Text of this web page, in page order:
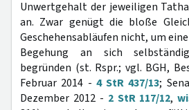
Unwertgehalt der jeweiligen
an. Zwar genügt die bloße
Geschehensabläufen nicht, um
Begehung an sich
begründen (st. Rspr.; vgl. BGH,
Februar 2014 - 4 StR 437/13;
Dezember 2012 - 2 StR 117/12,